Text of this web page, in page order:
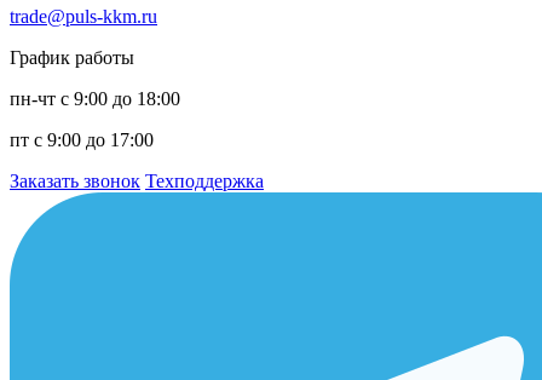
trade@puls-kkm.ru
График работы
пн-чт с 9:00 до 18:00
пт с 9:00 до 17:00
Заказать звонок Техподдержка